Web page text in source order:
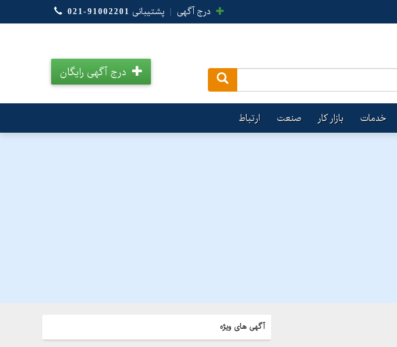
درج آگهی | پشتیبانی 021-91002201
درج آگهی رایگان
خدمات بازار کار صنعت ارتباط
آگهی های ویژه